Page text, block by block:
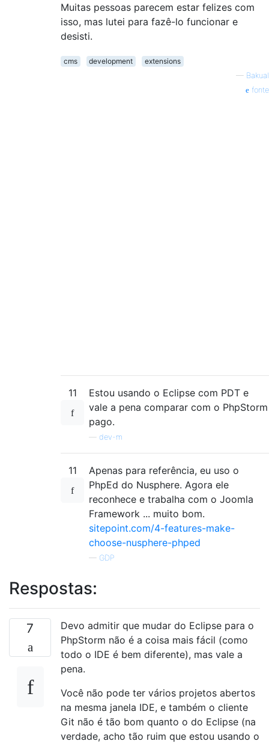
Muitas pessoas parecem estar felizes com
isso, mas lutei para fazê-lo funcionar e
desisti.
cms development
extensions
— Bakual
fonte
11
Estou usando o Eclipse com PDT e
vale a pena comparar com o PhpStorm
pago.
dev-m
11
Apenas para referência, eu uso o
PhpEd do Nusphere. Agora ele
reconhece e trabalha com o Joomla
Framework ... muito bom.
sitepoint.com/4-features-make-
choose-nusphere-phped
— GDP
Respostas:
7
Devo admitir que mudar do Eclipse para o
PhpStorm não é a coisa mais fácil (como
todo o IDE é bem diferente), mas vale a
pena.
Você não pode ter vários projetos abertos
na mesma janela IDE, e também o cliente
Git não é tão bom quanto o do Eclipse (na
verdade, acho tão ruim que estou usando o